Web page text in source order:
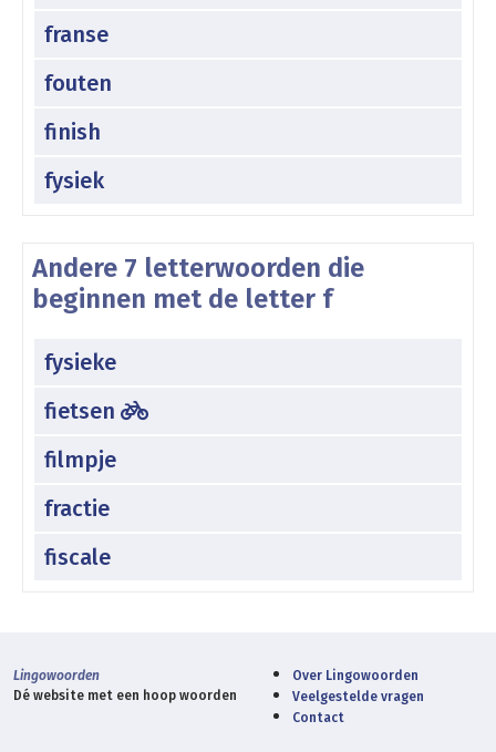
franse
fouten
finish
fysiek
Andere 7 letterwoorden die
beginnen met de letter f
fysieke
fietsen
filmpje
fractie
fiscale
Lingowoorden
Dé website met een hoop woorden
Over Lingowoorden
Veelgestelde vragen
Contact